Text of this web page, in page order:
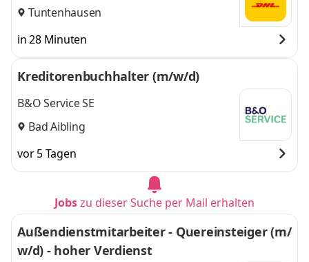
Tuntenhausen
in 28 Minuten
Kreditorenbuchhalter (m/w/d)
B&O Service SE
Bad Aibling
vor 5 Tagen
Jobszu dieser Suche per Mail erhalten
Außendienstmitarbeiter - Quereinsteiger (m/
w/d) - hoher Verdienst